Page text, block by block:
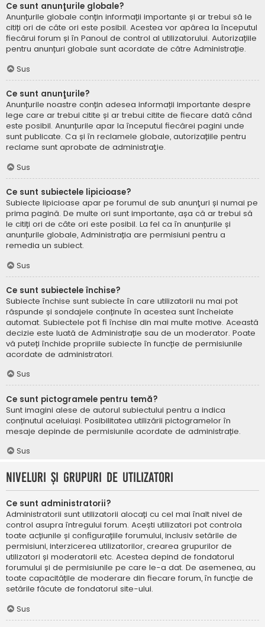
Ce sunt anunţurile globale?
Anunțurile globale conțin informații importante și ar trebui să le
citiți ori de câte ori este posibil. Acestea vor apărea la începutul
fiecărui forum și în Panoul de control al utilizatorului. Autorizațiile
pentru anunțuri globale sunt acordate de către Administrație.
Sus
Ce sunt anunţurile?
Anunțurile noastre conțin adesea informații importante despre
lege care ar trebui citite și ar trebui citite de fiecare dată când
este posibil. Anunțurile apar la începutul fiecărei pagini unde
sunt publicate. Ca și în reclamele globale, autorizațiile pentru
reclame sunt aprobate de administraţie.
Sus
Ce sunt subiectele lipicioase?
Subiecte lipicioase apar pe forumul de sub anunţuri și numai pe
prima pagină. De multe ori sunt importante, așa că ar trebui să
le citiți ori de câte ori este posibil. La fel ca în anunțurile și
anunțurile globale, Administrația are permisiuni pentru a
remedia un subiect.
Sus
Ce sunt subiectele închise?
Subiecte închise sunt subiecte în care utilizatorii nu mai pot
răspunde și sondajele conținute în acestea sunt încheiate
automat. Subiectele pot fi închise din mai multe motive. Această
decizie este luată de Administrație sau de un moderator. Poate
vă puteți închide propriile subiecte în funcție de permisiunile
acordate de administratori.
Sus
Ce sunt pictogramele pentru temă?
Sunt imagini alese de autorul subiectului pentru a indica
conținutul aceluiași. Posibilitatea utilizării pictogramelor în
mesaje depinde de permisiunile acordate de administrație.
Sus
Niveluri și grupuri de utilizatori
Ce sunt administratorii?
Administratorii sunt utilizatorii alocați cu cel mai înalt nivel de
control asupra întregului forum. Acești utilizatori pot controla
toate acțiunile și configurațiile forumului, inclusiv setările de
permisiuni, interzicerea utilizatorilor, crearea grupurilor de
utilizatori și moderatorii etc. Acestea depind de fondatorul
forumului și de permisiunile pe care le-a dat. De asemenea, au
toate capacitățile de moderare din fiecare forum, în funcție de
setările făcute de fondatorul site-ului.
Sus